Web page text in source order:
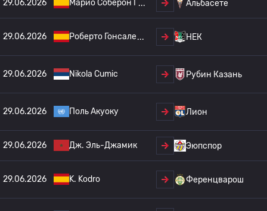
29.06.2026 Марио Соберон Г Альбасете
29.06.2026 Роберто Гонсале НЕК
29.06.2026 Nikola Cumic Рубин Казань
29.06.2026 Поль Акуоку Лион
29.06.2026 Дж. Эль-Джамик Эюпспор
29.06.2026 K. Kodro Ференцварош